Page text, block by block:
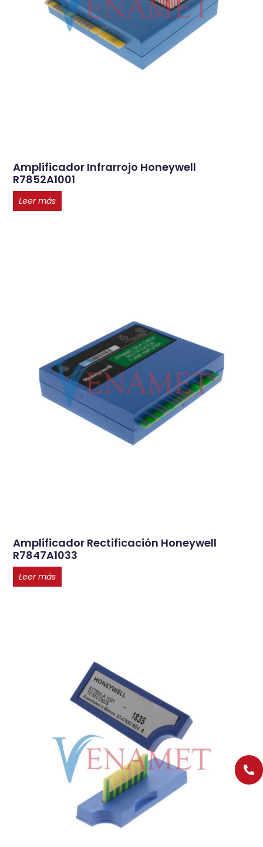
Amplificador Infrarrojo Honeywell
R7852A1001
Leer más
Amplificador Rectificación Honeywell
R7847A1033
Leer más